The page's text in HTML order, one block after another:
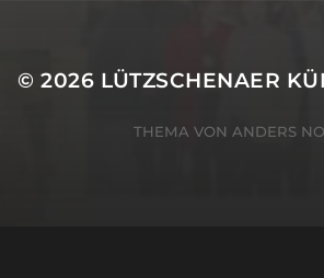
© 2026 LÜTZSCHENAER
THEMA VON ANDERS